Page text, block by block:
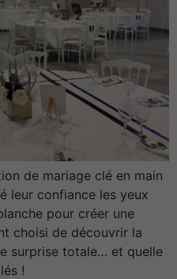
de mariage clé en main
leur confiance les yeux
pour créer une
choisi de découvrir la
surprise totale… et quelle
!